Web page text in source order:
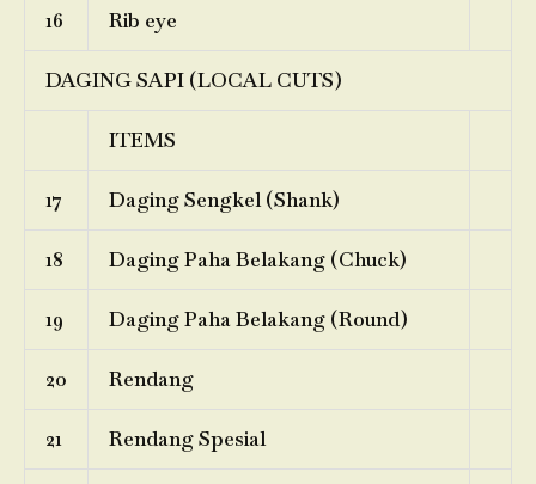
16 Rib eye
DAGING SAPI (LOCAL CUTS)
ITEMS
17 Daging Sengkel (Shank)
18 Daging Paha Belakang (Chuck)
19 Daging Paha Belakang (Round)
20 Rendang
21 Rendang Spesial